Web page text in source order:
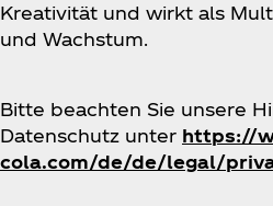
Kreativität und wirkt als
und Wachstum.
Bitte beachten Sie unsere
Datenschutz unter https://
cola.com/de/de/legal/